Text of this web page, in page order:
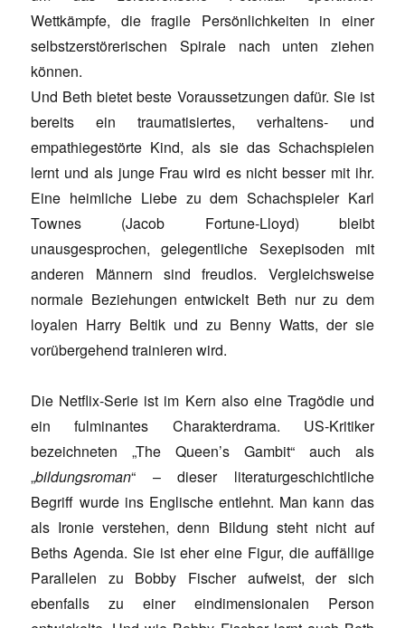
Wettkämpfe, die fragile Persönlichkeiten in einer
selbstzerstörerischen Spirale nach unten ziehen
können.
Und Beth bietet beste Voraussetzungen dafür. Sie ist
bereits ein traumatisiertes, verhaltens- und
empathiegestörte Kind, als sie das Schachspielen
lernt und als junge Frau wird es nicht besser mit ihr.
Eine heimliche Liebe zu dem Schachspieler Karl
Townes (Jacob Fortune-Lloyd) bleibt
unausgesprochen, gelegentliche Sexepisoden mit
anderen Männern sind freudlos. Vergleichsweise
normale Beziehungen entwickelt Beth nur zu dem
loyalen Harry Beltik und zu Benny Watts, der sie
vorübergehend trainieren wird.
Die Netflix-Serie ist im Kern also eine Tragödie und
ein fulminantes Charakterdrama. US-Kritiker
bezeichneten „The Queen’s Gambit“ auch als
„bildungsroman“ – dieser literaturgeschichtliche
Begriff wurde ins Englische entlehnt. Man kann das
als Ironie verstehen, denn Bildung steht nicht auf
Beths Agenda. Sie ist eher eine Figur, die auffällige
Parallelen zu Bobby Fischer aufweist, der sich
ebenfalls zu einer eindimensionalen Person